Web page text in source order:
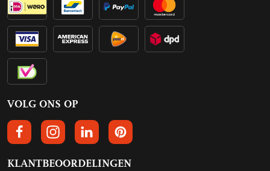
VOLG ONS OP
VOLGS ONS OP FACEBOOK
VOLG ONS OP INSTAGRAM
VOLG ONS OP LINKEDIN
VOLG ONS OP PINTEREST
KLANTBEOORDELINGEN